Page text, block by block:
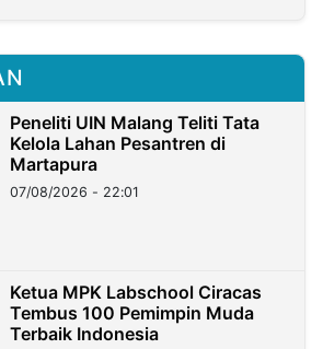
Peneliti UIN Malang Teliti Tata
Kelola Lahan Pesantren di
Martapura
07/08/2026 - 22:01
Ketua MPK Labschool Ciracas
Tembus 100 Pemimpin Muda
Terbaik Indonesia